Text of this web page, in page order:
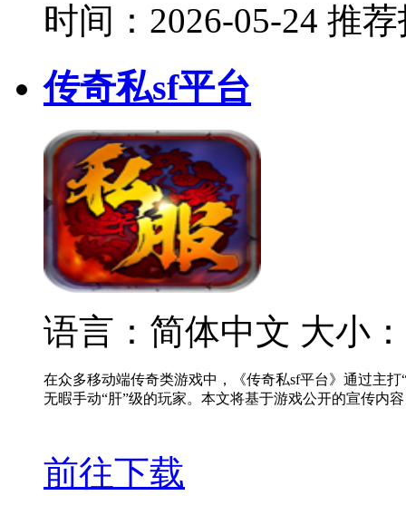
时间：2026-05-24 推
传奇私sf平台
语言：简体中文 大小
在众多移动端传奇类游戏中，《传奇私sf平台》通过主
无暇手动“肝”级的玩家。本文将基于游戏公开的宣传内
前往下载